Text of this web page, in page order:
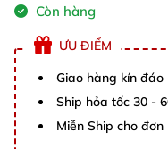
Còn hàng
ƯU ĐIỂM
Giao hàng kín đáo
Ship hỏa tốc 30 -
Miễn Ship cho